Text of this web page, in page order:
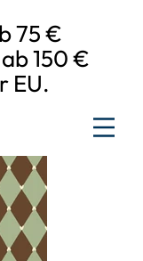
75 €
150 €
EU.